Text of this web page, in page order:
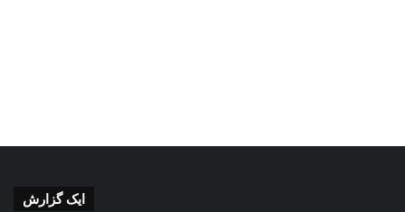
ایک گزارش